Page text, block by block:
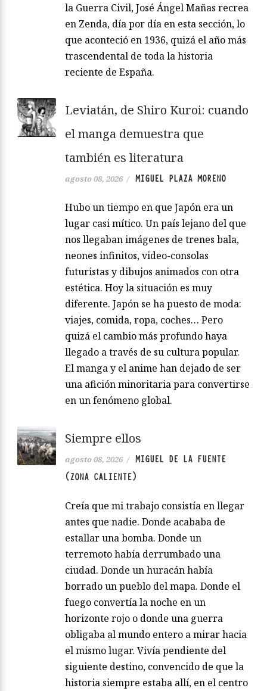
la Guerra Civil, José Ángel Mañas recrea
en Zenda, día por día en esta sección, lo
que aconteció en 1936, quizá el año más
trascendental de toda la historia
reciente de España.
Leviatán, de Shiro Kuroi: cuando
el manga demuestra que
también es literatura
agosto 08, 2026 / MIGUEL PLAZA MORENO
Hubo un tiempo en que Japón era un
lugar casi mítico. Un país lejano del que
nos llegaban imágenes de trenes bala,
neones infinitos, video-consolas
futuristas y dibujos animados con otra
estética. Hoy la situación es muy
diferente. Japón se ha puesto de moda:
viajes, comida, ropa, coches… Pero
quizá el cambio más profundo haya
llegado a través de su cultura popular.
El manga y el anime han dejado de ser
una afición minoritaria para convertirse
en un fenómeno global.
Siempre ellos
agosto 08, 2026 / MIGUEL DE LA FUENTE
(ZONA CALIENTE)
Creía que mi trabajo consistía en llegar
antes que nadie. Donde acababa de
estallar una bomba. Donde un
terremoto había derrumbado una
ciudad. Donde un huracán había
borrado un pueblo del mapa. Donde el
fuego convertía la noche en un
horizonte rojo o donde una guerra
obligaba al mundo entero a mirar hacia
el mismo lugar. Vivía pendiente del
siguiente destino, convencido de que la
historia siempre estaba allí, en el centro